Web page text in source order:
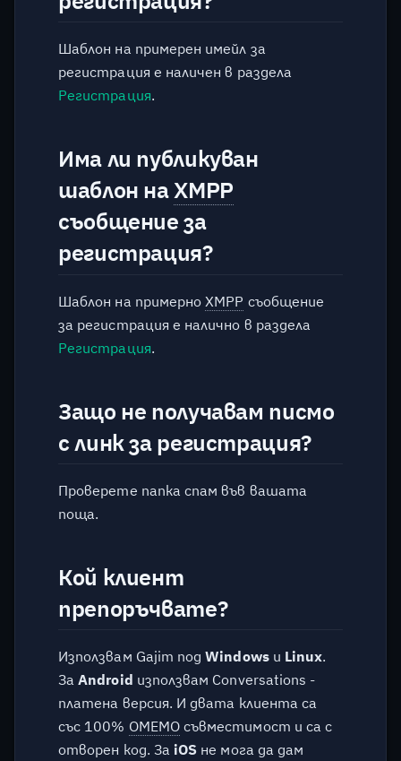
Защо в XMPP Providers
както преди A?
Как мога да се свържа с
Защо не отговаряте на
въпроса ми?
Шаблон на примерен имейл за
регистрация е наличен в раздела
Регистрация.
Има ли публикуван
шаблон наXMPP
съобщение за
регистрация?
Шаблон на примерноXMPP съобщение
за регистрация е налично в раздела
Регистрация.
Защо не получавам писмо
с линк за регистрация?
Проверете папка спам във вашата
поща.
Кой клиент
препоръчвате?
Използвам Gajim подWindowsи Linux.
ЗаAndroid използвам Conversations -
платена версия. И двата клиента са
със 100% OMEMOсъвместимост и са с
отворен код. За iOS не мога да дам